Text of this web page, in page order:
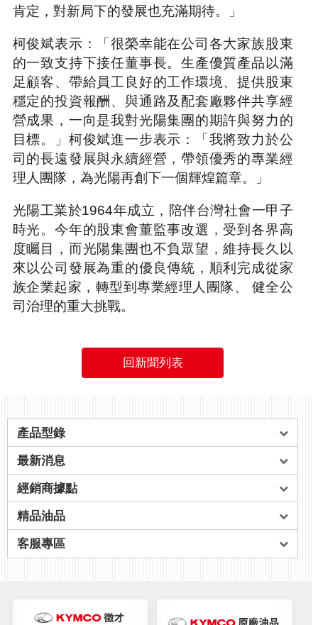
肯定，對新局下的發展也充滿期待。」
柯俊斌表示：「很榮幸能在公司各大家族股東
的一致支持下接任董事長。生產優質產品以滿
足顧客、帶給員工良好的工作環境、提供股東
穩定的投資報酬、與通路及配套廠夥伴共享經
營成果，一向是我對光陽集團的期許與努力的
目標。」柯俊斌進一步表示：「我將致力於公
司的長遠發展與永續經營，帶領優秀的專業經
理人團隊，為光陽再創下一個輝煌篇章。」
光陽工業於1964年成立，陪伴台灣社會一甲子
時光。今年的股東會董監事改選，受到各界高
度矚目，而光陽集團也不負眾望，維持長久以
來以公司發展為重的優良傳統，順利完成從家
族企業起家，轉型到專業經理人團隊、 健全公
司治理的重大挑戰。
回新聞列表
產品型錄
最新消息
經銷商據點
精品油品
客服專區